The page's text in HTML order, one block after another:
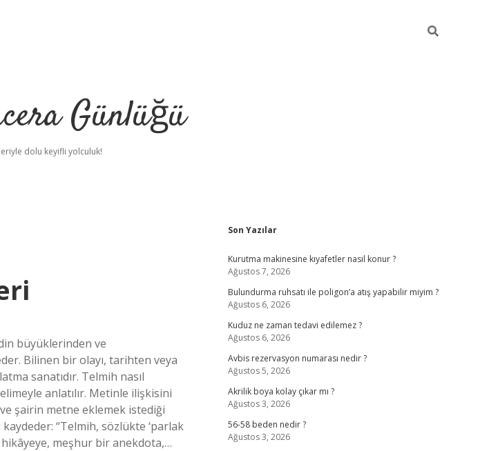
Günlüğü
dolu keyifli yolculuk!
büyüklerinden ve
Bilinen bir olayı, tarihten veya
sanatıdır. Telmih nasıl
anlatılır. Metinle ilişkisini
şairin metne eklemek istediği
“Telmih, sözlükte ‘parlak
meşhur bir anekdota,…
Sidebar
Son Yazılar
Kurutma makinesine kıyafetler nasıl konur ?
Ağustos 7, 2026
Bulundurma ruhsatı ile poligon’a atış yapabilir miyim ?
Ağustos 6, 2026
Kuduz ne zaman tedavi edilemez ?
Ağustos 6, 2026
Avbis rezervasyon numarası nedir ?
Ağustos 5, 2026
Akrilik boya kolay çıkar mı ?
Ağustos 3, 2026
56-58 beden nedir ?
Ağustos 3, 2026